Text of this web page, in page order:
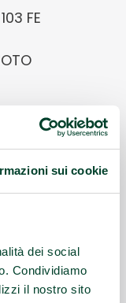
sui cookie
dei social
Condividiamo
il nostro sito
FE
con
in acqua